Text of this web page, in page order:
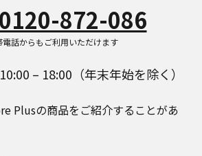
0120-872-086
話からもご利用いただけます
– 18:00（年末年始を除く）
Plusの商品をご紹介することがあ